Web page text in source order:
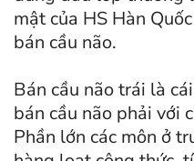
mật của HS Hàn
bán cầu não.
Bán cầu não trái là
bán cầu não phải với
Phần lớn các môn ở